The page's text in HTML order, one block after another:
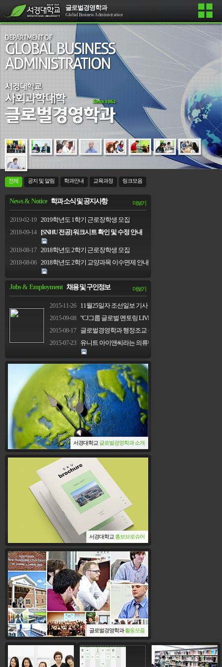
글로벌경영학과
Global Business Administration
전체 공지 및 알림 학과안내 교육과정 링크모음
News & Notice 학과 소식 및 공지사항 더보기
2019-02-19 2019학년도 1학기 근로장학생 모집
2018-09-14 [SNHU 전공] 워크시트 확인 및 수정 안내
2018-08-17 2018학년도 2학기 근로장학생 모집
2018-08-06 2018학년도 2학기 교양과목 이수면제 안내
Jobs & Employment 채용 및 구인정보 더보기
2015-11-26 11월25일자 조선일보 기사 내용입니다.
2015-09-08 "CJ그룹 글로벌 멘토링 LIVE"
2015-08-17 글로벌경영학과 행정조교 구인(상시채용)
2015-07-23 유니트 아이앤씨라는 의류벤더 (해외영업) 인턴모집...
서경대학교 글로벌경영학과 소개
서경대학교홍보브로슈어
글로벌경영학과활동모음